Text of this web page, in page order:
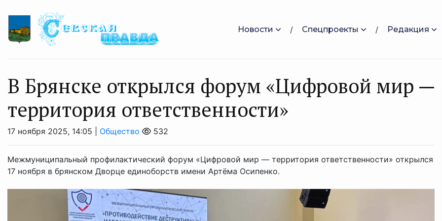
Новости Спецпроекты Редакция
В Брянске открылся форум «Цифровой мир —
территория ответственности»
17 ноября 2025, 14:05 | Общество 532
Межмуниципальный профилактический форум «Цифровой мир — территория ответственности» открылся
17 ноября в брянском Дворце единоборств имени Артёма Осипенко.